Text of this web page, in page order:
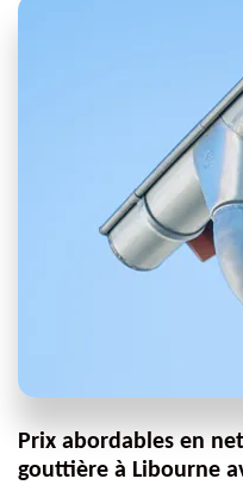
Prix abordables en
gouttière à Libourne